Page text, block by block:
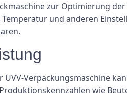
zur Optimierung
und anderen
Verpackungsmaschine
wie